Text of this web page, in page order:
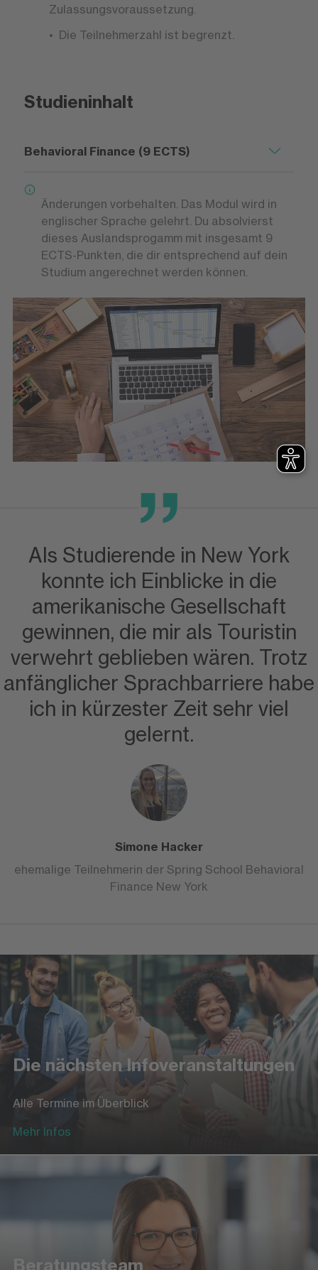
Zulassungsvoraussetzung.
Die Teilnehmerzahl ist begrenzt.
Studieninhalt
Behavioral Finance (9 ECTS)
Änderungen vorbehalten. Das Modul wird in
englischer Sprache gelehrt. Du absolvierst
dieses Auslandsprogamm mit insgesamt 9
ECTS-Punkten, die dir entsprechend auf dein
Studium angerechnet werden können.
Als Studierende in New York
konnte ich Einblicke in die
amerikanische Gesellschaft
gewinnen, die mir als Touristin
verwehrt geblieben wären. Trotz
anfänglicher Sprachbarriere habe
ich in kürzester Zeit sehr viel
gelernt.
Simone Hacker
ehemalige Teilnehmerin der Spring School Behavioral
Finance New York
Die nächsten Infoveranstaltungen
Alle Termine im Überblick
Mehr Infos
Beratungsteam